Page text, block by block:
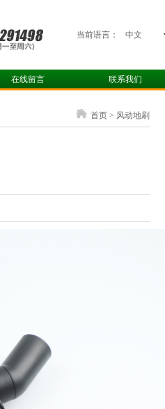
中文
当前语言：
在线留言 联系我们
首页 > 风动地刷